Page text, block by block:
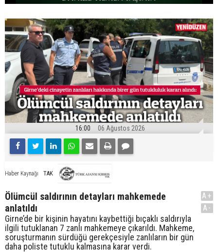
16:00 06 Ağustos 2026
Haber Kaynağı TAK
Ölümcül saldırının detayları mahkemede
anlatıldı
Girne’de bir kişinin hayatını kaybettiği bıçaklı saldırıyla
ilgili tutuklanan 7 zanlı mahkemeye çıkarıldı. Mahkeme,
soruşturmanın sürdüğü gerekçesiyle zanlıların bir gün
daha poliste tutuklu kalmasına karar verdi.
A+
A-